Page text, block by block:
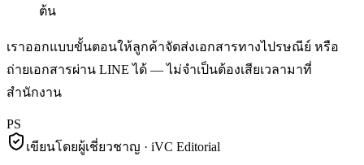
ต้น
เราออกแบบขั้นตอนให้ลูกค้าจัดส่งเอกสารทางไปรษณีย์ หรือ
ถ่ายเอกสารผ่าน LINE ได้ — ไม่จำเป็นต้องเสียเวลามาที่
สำนักงาน
PS
เขียนโดยผู้เชี่ยวชาญ · iVC Editorial